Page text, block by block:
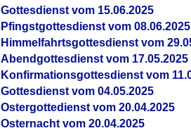
Gottesdienst vom 15.06.2025
Pfingstgottesdienst vom 08.06.2025
Himmelfahrtsgottesdienst vom
Abendgottesdienst vom 17.05.2025
Konfirmationsgottesdienst vom
Gottesdienst vom 04.05.2025
Ostergottedienst vom 20.04.2025
Osternacht vom 20.04.2025